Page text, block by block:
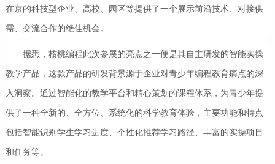
在京的科技型企业、高校、园区等提供了一个展示前沿技术、对接供
需、交流合作的绝佳机会。
据悉，核桃编程此次参展的亮点之一便是其自主研发的智能实操
教学产品，这款产品的研发背景源于企业对青少年编程教育痛点的深
入洞察。通过智能化的教学平台和精心策划的课程体系，为青少年提
供了一种全新的、全方位、系统化的科学教育体验，主要功能和特点
包括智能识别学生学习进度、个性化推荐学习路径、丰富的实操项目
和任务等。